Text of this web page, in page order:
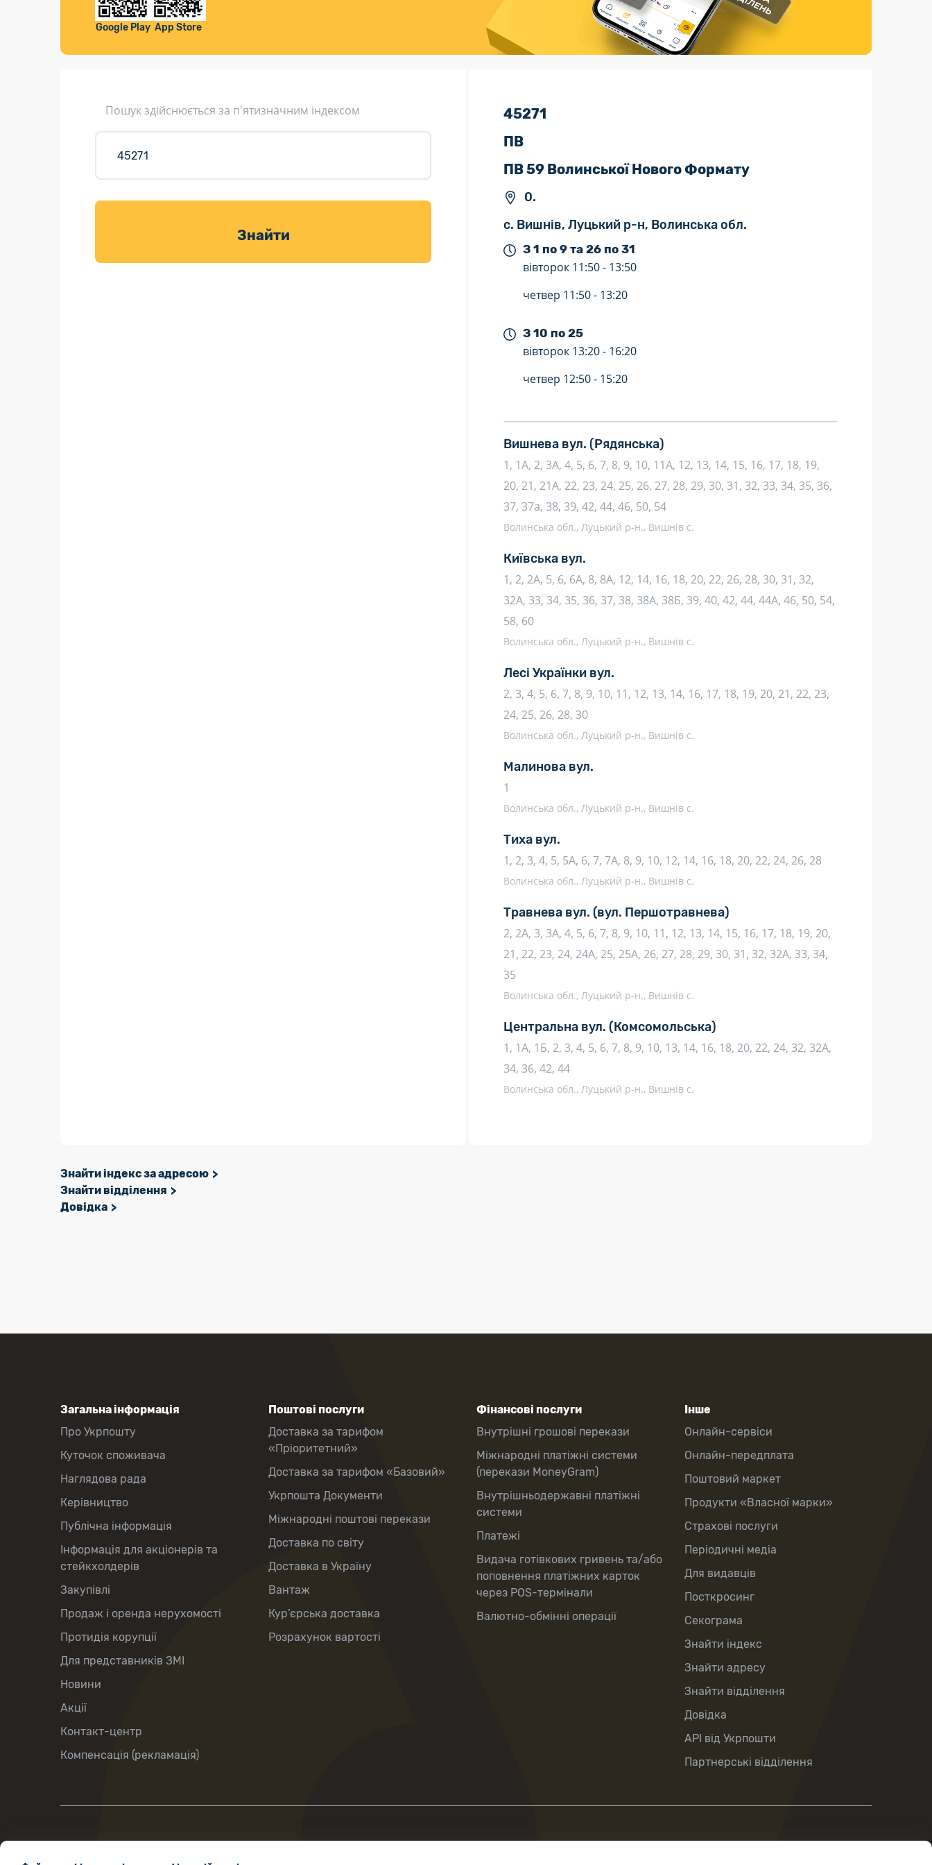
Листи та листівки
Доставка товарів для саду
Валютно-обмінні операції
Страхові послуги
Каталог «Укрпошта Маркет»
Google Play App Store
Пошук здійснюється за п'ятизначним індексом
Знайти
45271
ПВ
ПВ 59 Волинської Нового Формату
0.
с. Вишнів, Луцький р-н, Волинська обл.
З 1 по 9 та 26 по 31
вівторок 11:50 - 13:50
четвер 11:50 - 13:20
З 10 по 25
вівторок 13:20 - 16:20
четвер 12:50 - 15:20
Вишнева вул. (Рядянська)
1, 1А, 2, 3А, 4, 5, 6, 7, 8, 9, 10, 11А, 12, 13, 14, 15, 16, 17, 18, 19,
20, 21, 21А, 22, 23, 24, 25, 26, 27, 28, 29, 30, 31, 32, 33, 34, 35, 36,
37, 37а, 38, 39, 42, 44, 46, 50, 54
Волинська обл., Луцький р-н., Вишнів с.
Київська вул.
1, 2, 2А, 5, 6, 6А, 8, 8А, 12, 14, 16, 18, 20, 22, 26, 28, 30, 31, 32,
32А, 33, 34, 35, 36, 37, 38, 38А, 38Б, 39, 40, 42, 44, 44А, 46, 50, 54,
58, 60
Волинська обл., Луцький р-н., Вишнів с.
Лесі Українки вул.
2, 3, 4, 5, 6, 7, 8, 9, 10, 11, 12, 13, 14, 16, 17, 18, 19, 20, 21, 22, 23,
24, 25, 26, 28, 30
Волинська обл., Луцький р-н., Вишнів с.
Малинова вул.
1
Волинська обл., Луцький р-н., Вишнів с.
Тиха вул.
1, 2, 3, 4, 5, 5А, 6, 7, 7А, 8, 9, 10, 12, 14, 16, 18, 20, 22, 24, 26, 28
Волинська обл., Луцький р-н., Вишнів с.
Травнева вул. (вул. Першотравнева)
2, 2А, 3, 3А, 4, 5, 6, 7, 8, 9, 10, 11, 12, 13, 14, 15, 16, 17, 18, 19, 20,
21, 22, 23, 24, 24А, 25, 25А, 26, 27, 28, 29, 30, 31, 32, 32А, 33, 34,
35
Волинська обл., Луцький р-н., Вишнів с.
Центральна вул. (Комсомольська)
1, 1А, 1Б, 2, 3, 4, 5, 6, 7, 8, 9, 10, 13, 14, 16, 18, 20, 22, 24, 32, 32А,
34, 36, 42, 44
Волинська обл., Луцький р-н., Вишнів с.
Знайти індекс за адресою
Знайти відділення
Довідка
Загальна інформація
Про Укрпошту
Куточок споживача
Наглядова рада
Керівництво
Публічна інформація
Інформація для акціонерів та
стейкхолдерів
Закупівлі
Продаж і оренда нерухомості
Протидія корупції
Для представників ЗМІ
Новини
Акції
Контакт-центр
Компенсація (рекламація)
Поштові послуги
Доставка за тарифом
«Пріоритетний»
Доставка за тарифом «Базовий»
Укрпошта Документи
Міжнародні поштові перекази
Доставка по світу
Доставка в Україну
Вантаж
Кур’єрська доставка
Розрахунок вартості
Фінансові послуги
Внутрішні грошові перекази
Міжнародні платіжні системи
(перекази MoneyGram)
Внутрішньодержавні платіжні
системи
Платежі
Видача готівкових гривень та/або
поповнення платіжних карток
через POS-термінали
Валютно-обмінні операції
Інше
Онлайн-сервіси
Онлайн-передплата
Поштовий маркет
Продукти «Власної марки»
Страхові послуги
Періодичні медіа
Для видавців
Посткросинг
Секограма
Знайти індекс
Знайти адресу
Знайти відділення
Довідка
API від Укрпошти
Партнерські відділення